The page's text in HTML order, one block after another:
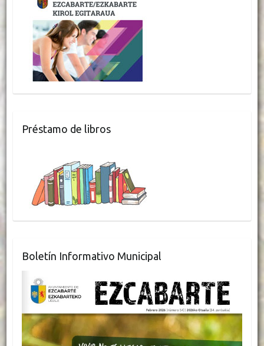
Préstamo de libros
Boletín Informativo Municipal